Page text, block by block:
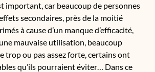
important, car beaucoup de personnes
secondaires, près de la moitié
à cause d’un manque d’efficacité,
mauvaise utilisation, beaucoup
trop ou pas assez forte, certains ont
qu’ils pourraient éviter… Dans ce